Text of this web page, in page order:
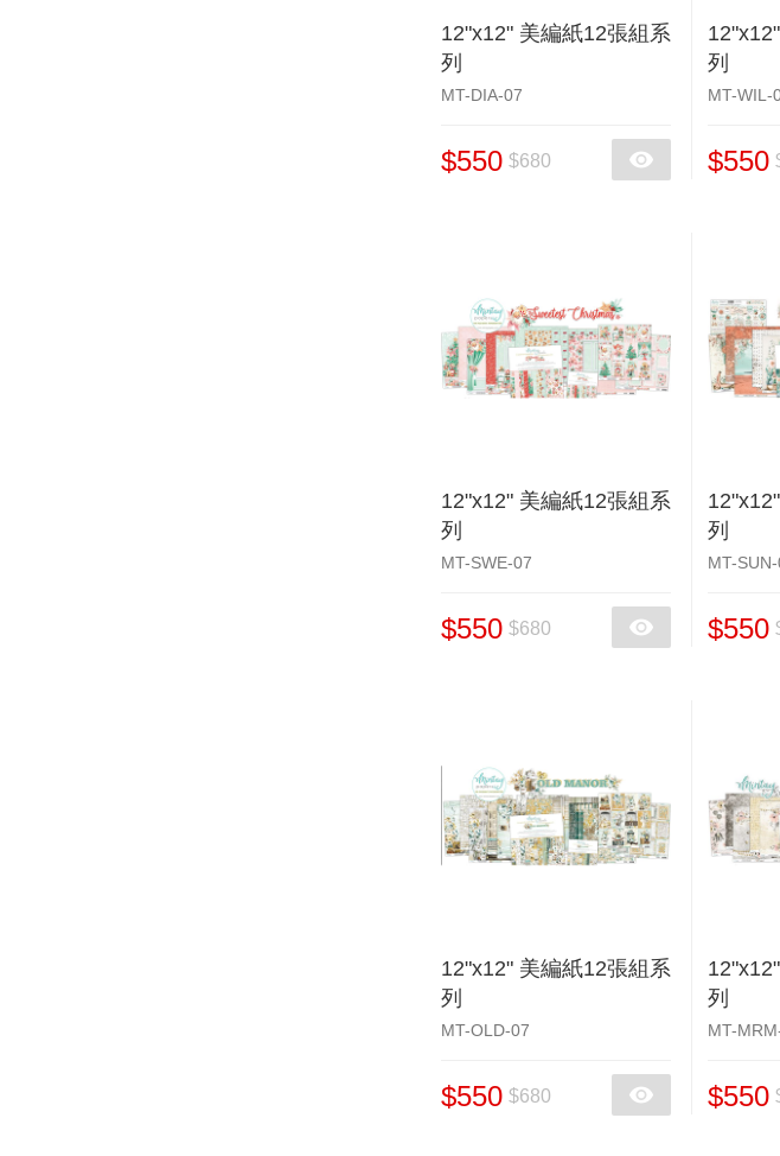
12"x12" 美編紙12張組系
列
MT-DIA-07
$550 $680
列
MT-WIL-
$550
12"x12" 美編紙12張組系
列
MT-SWE-07
$550 $680
列
MT-
$550
12"x12" 美編紙12張組系
列
MT-OLD-07
$550 $680
列
MT-
$550